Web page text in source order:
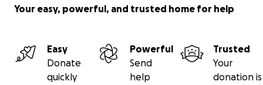
Your easy, powerful, and trusted home for help
Easy
Donate
quickly
Powerful
Send
help
Trusted
Your
donation is